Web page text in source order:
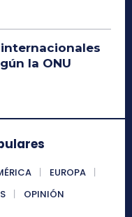
la ONU
EUROPA
OPINIÓN